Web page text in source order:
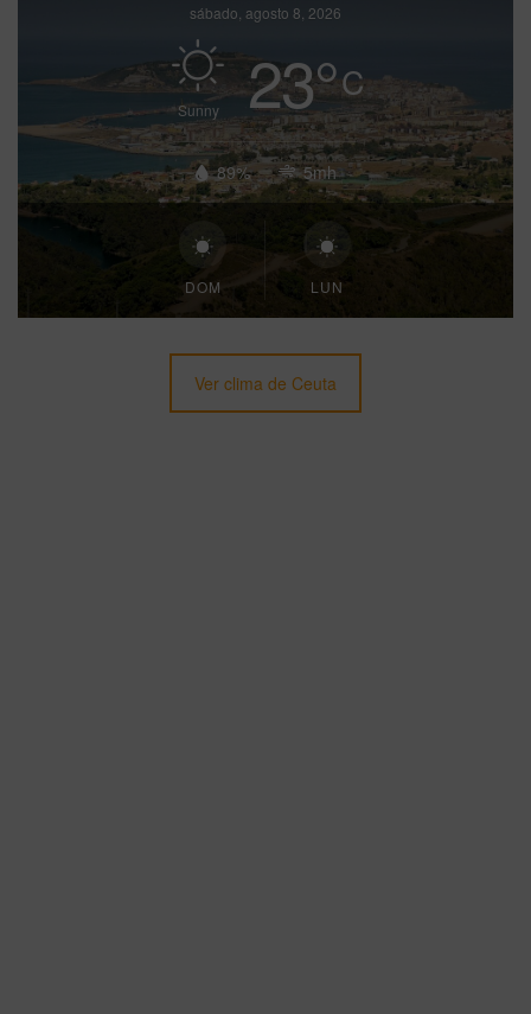
sábado, agosto 8, 2026
Sunny 23°C
89% 5mh
DOM LUN
Ver clima de Ceuta